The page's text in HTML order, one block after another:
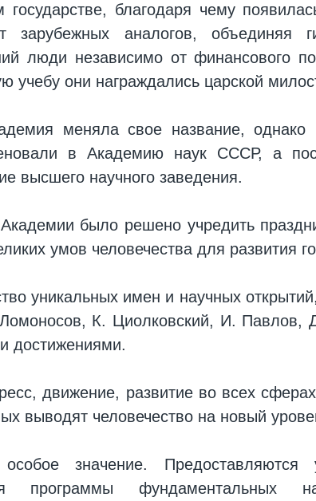
государстве, благодаря чему
зарубежных аналогов, объединяя
люди независимо от финансового
они награждались царской
меняла свое название,
в Академию наук СССР, а
высшего научного заведения.
было решено учредить
умов человечества для развития
уникальных имен и научных
К. Циолковский, И.
достижениями.
движение, развитие во всех
выводят человечество на новый
значение.
программы фундаментальных